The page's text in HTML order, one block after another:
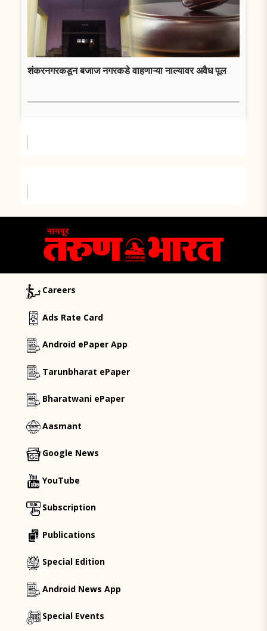
शंकरनगरकडून बजाज नगरकडे वाहणाऱ्या नाल्यावर अवैध पूल
Careers
Ads Rate Card
Android ePaper App
Tarunbharat ePaper
Bharatwani ePaper
Aasmant
Google News
YouTube
Subscription
Publications
Special Edition
Android News App
Special Events